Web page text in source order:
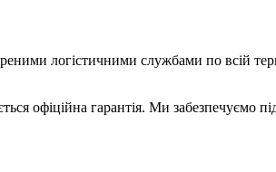
логістичними службами по всій
офіційна гарантія. Ми забезпечуємо